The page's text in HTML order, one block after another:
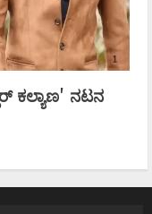
ಕಲ್ಯಾಣʼ ನಟನ